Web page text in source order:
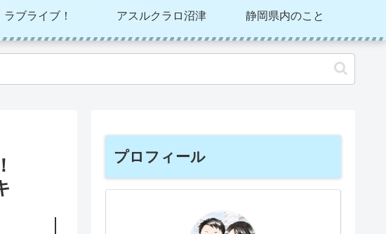
ラブライブ！ アスルクラロ沼津 静岡県内のこと
プロフィール